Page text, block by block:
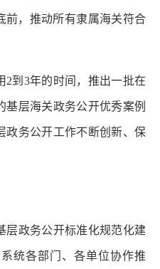
前，推动所有隶属海关符合
3年的时间，推出一批在
基层海关政务公开优秀案例
政务公开工作不断创新、保
政务公开标准化规范化建
统各部门、各单位协作推